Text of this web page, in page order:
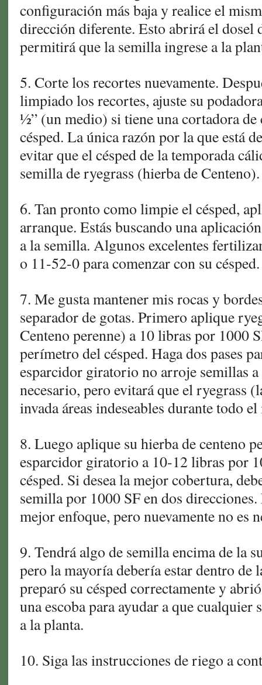
configuración más baja y realice el
dirección diferente. Esto abrirá el dosel
permitirá que la semilla ingrese a la
5. Corte los recortes nuevamente.
limpiado los recortes, ajuste su
½” (un medio) si tiene una cortadora de
césped. La única razón por la que está
evitar que el césped de la temporada
semilla de ryegrass (hierba de Centeno).
6. Tan pronto como limpie el césped,
arranque. Estás buscando una
a la semilla. Algunos excelentes
o 11-52-0 para comenzar con su césped.
7. Me gusta mantener mis rocas y
separador de gotas. Primero aplique
Centeno perenne) a 10 libras por 1000
perímetro del césped. Haga dos pases
esparcidor giratorio no arroje semillas a
necesario, pero evitará que el ryegrass
invada áreas indeseables durante todo
8. Luego aplique su hierba de centeno
esparcidor giratorio a 10-12 libras por
césped. Si desea la mejor cobertura,
semilla por 1000 SF en dos direcciones.
mejor enfoque, pero nuevamente no es
9. Tendrá algo de semilla encima de la
pero la mayoría debería estar dentro de
preparó su césped correctamente y
una escoba para ayudar a que
a la planta.
10. Siga las instrucciones de riego a